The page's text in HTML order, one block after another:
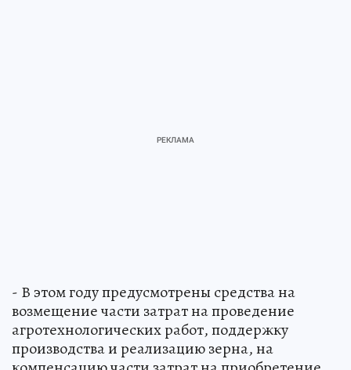
- В этом году предусмотрены средства на
возмещение части затрат на проведение
агротехнологических работ, поддержку
производства и реализацию зерна, на